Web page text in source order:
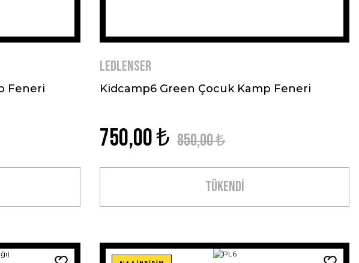
Feneri
Ledlenser
Kidcamp6 Green Çocuk Kamp Feneri
750,00 ₺ 850,00 ₺
TÜKENDİ